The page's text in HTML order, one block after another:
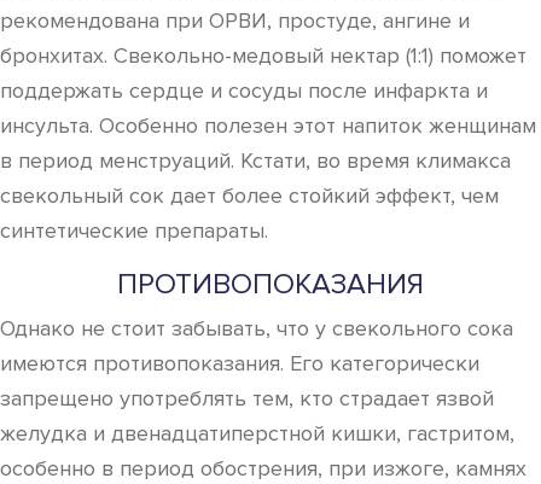
рекомендована при ОРВИ, простуде, ангине и
бронхитах. Свекольно-медовый нектар (1:1) поможет
поддержать сердце и сосуды после инфаркта и
инсульта. Особенно полезен этот напиток женщинам
в период менструаций. Кстати, во время климакса
свекольный сок дает более стойкий эффект, чем
синтетические препараты.
ПРОТИВОПОКАЗАНИЯ
Однако не стоит забывать, что у свекольного сока
имеются противопоказания. Его категорически
запрещено употреблять тем, кто страдает язвой
желудка и двенадцатиперстной кишки, гастритом,
особенно в период обострения, при изжоге, камнях